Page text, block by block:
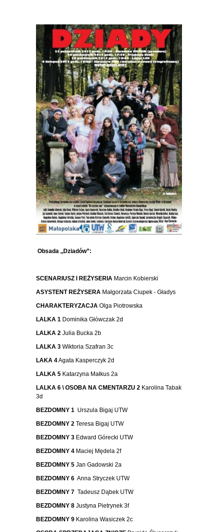
Obsada ,,Dziadów”:
SCENARIUSZ I REŻYSERIA Marcin Kobierski
ASYSTENT REŻYSERA Małgorzata Ciupek - Gładys
CHARAKTERYZACJA Olga Piotrowska
LALKA 1 Dominika Główczak 2d
LALKA 2 Julia Bucka 2b
LALKA 3 Wiktoria Szafran 3c
LAKA 4Agata Kasperczyk 2d
LALKA 5 Katarzyna Małkus 2a
LALKA 6 \ OSOBA NA CMENTARZU 2 Karolina Tabak
3d
BEZDOMNY 1 Urszula Bigaj UTW
BEZDOMNY 2 Teresa Bigaj UTW
BEZDOMNY 3 Edward Górecki UTW
BEZDOMNY 4 Maciej Mędela 2f
BEZDOMNY 5 Jan Gadowski 2a
BEZDOMNY 6 Anna Stryczek UTW
BEZDOMNY 7 Tadeusz Dąbek UTW
BEZDOMNY 8 Justyna Pietrynek 3f
BEZDOMNY 9 Karolina Wasiczek 2c